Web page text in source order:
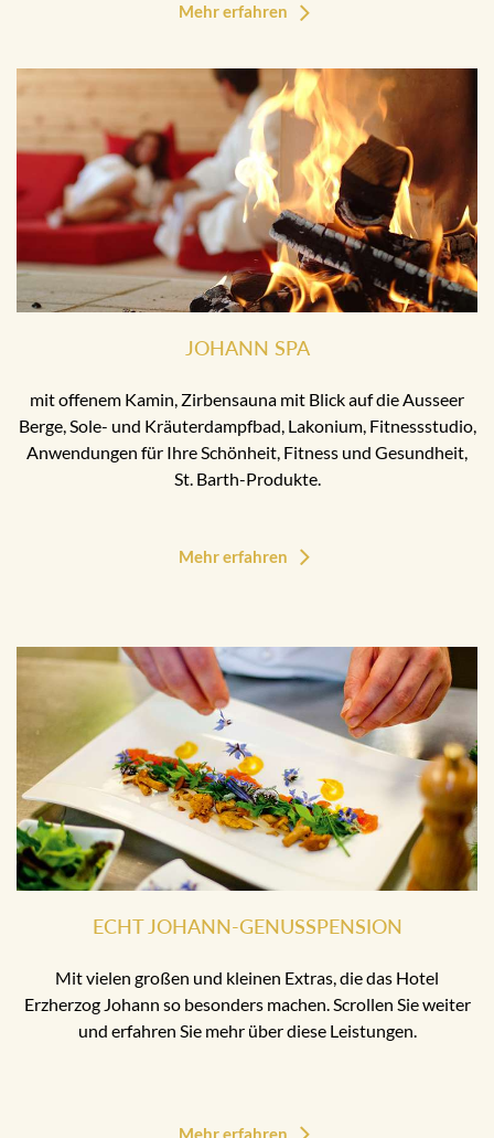
Mehr erfahren
JOHANN SPA
mit offenem Kamin, Zirbensauna mit Blick auf die Ausseer
Berge, Sole- und Kräuterdampfbad, Lakonium, Fitnessstudio,
Anwendungen für Ihre Schönheit, Fitness und Gesundheit,
St. Barth-Produkte.
Mehr erfahren
ECHT JOHANN-GENUSSPENSION
Mit vielen großen und kleinen Extras, die das Hotel
Erzherzog Johann so besonders machen. Scrollen Sie weiter
und erfahren Sie mehr über diese Leistungen.
Mehr erfahren